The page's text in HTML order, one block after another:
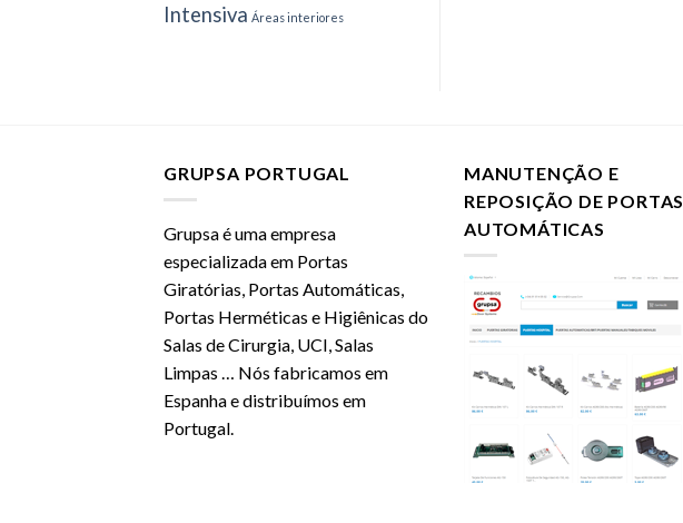
Intensiva Áreas interiores
GRUPSA PORTUGAL
Grupsa é uma empresa
especializada em Portas
Giratórias, Portas Automáticas,
Portas Herméticas e Higiênicas do
Salas de Cirurgia, UCI, Salas
Limpas … Nós fabricamos em
Espanha e distribuímos em
Portugal.
MANUTENÇÃO E
REPOSIÇÃO DE PORTAS
AUTOMÁTICAS